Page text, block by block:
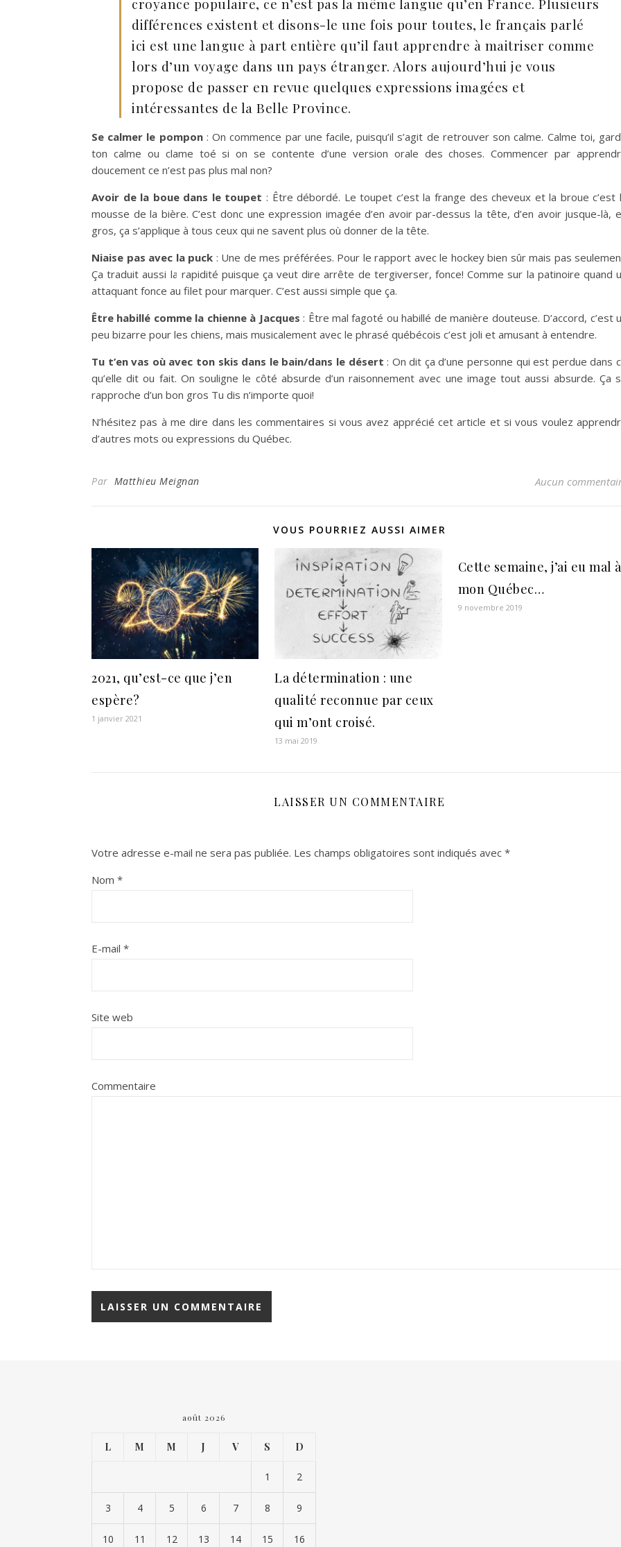
croyance populaire, ce n’est pas la même langue qu’en France. Plusieurs
différences existent et disons-le une fois pour toutes, le français parlé
ici est une langue à part entière qu’il faut apprendre à maitriser comme
lors d’un voyage dans un pays étranger. Alors aujourd’hui je vous
propose de passer en revue quelques expressions imagées et
intéressantes de la Belle Province.
Se calmer le pompon: On commence par une facile, puisqu’il s’agit de retrouver son calme. Calme toi,
ton calme ou clame toé si on se contente d’une version orale des choses. Commencer par
doucement ce n’est pas plus mal non?
Avoir de la boue dans le toupet : Être débordé. Le toupet c’est la frange des cheveux et la broue c’est
mousse de la bière. C’est donc une expression imagée d’en avoir par-dessus la tête, d’en avoir jusque-là,
gros, ça s’applique à tous ceux qui ne savent plus où donner de la tête.
Niaise pas avec la puck : Une de mes préférées. Pour le rapport avec le hockey bien sûr mais pas
Ça traduit aussi la rapidité puisque ça veut dire arrête de tergiverser, fonce! Comme sur la patinoire quand
attaquant fonce au filet pour marquer. C’est aussi simple que ça.
Être habillé comme la chienne à Jacques : Être mal fagoté ou habillé de manière douteuse. D’accord, c’est
peu bizarre pour les chiens, mais musicalement avec le phrasé québécois c’est joli et amusant à entendre.
Tu t’en vas où avec ton skis dans le bain/dans le désert : On dit ça d’une personne qui est perdue dans
qu’elle dit ou fait. On souligne le côté absurde d’un raisonnement avec une image tout aussi absurde. Ça
rapproche d’un bon gros Tu dis n’importe quoi!
N’hésitez pas à me dire dans les commentaires si vous avez apprécié cet article et si vous voulez
d’autres mots ou expressions du Québec.
Par Matthieu Meignan Aucun
VOUS POURRIEZ AUSSI AIMER
2021, qu’est-ce que j’en
espère?
1 janvier 2021
La détermination : une
qualité reconnue par ceux
qui m’ont croisé.
13 mai 2019
Cette semaine, j’ai eu mal à
mon Québec…
9 novembre 2019
LAISSER UN COMMENTAIRE
Votre adresse e-mail ne sera pas publiée. Les champs obligatoires sont indiqués avec *
Nom *
E-mail *
Site web
Commentaire
août 2026
L M M J V S D
1 2
3 4 5 6 7 8 9
10 11 12 13 14 15 16